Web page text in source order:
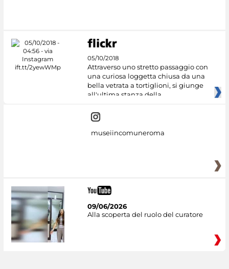
05/10/2018
Attraverso uno stretto passaggio con
una curiosa loggetta chiusa da una
bella vetrata a tortiglioni, si giunge
all'ultima stanza della
museiincomuneroma
09/06/2026
Alla scoperta del ruolo del curatore